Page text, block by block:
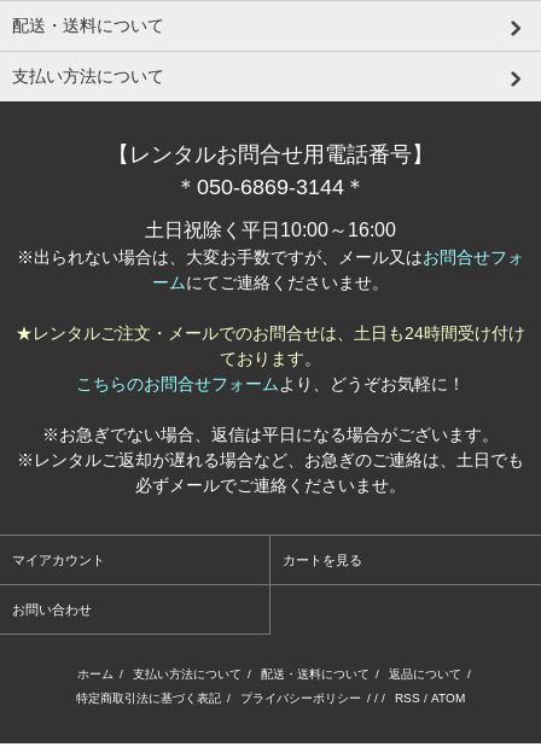
配送・送料について
支払い方法について
【レンタルお問合せ用電話番号】
＊050-6869-3144＊
土日祝除く平日10:00～16:00
※出られない場合は、大変お手数ですが、メール又はお問合せフォ
ームにてご連絡くださいませ。
★レンタルご注文・メールでのお問合せは、土日も24時間受け付け
ております。
こちらのお問合せフォームより、どうぞお気軽に！
※お急ぎでない場合、返信は平日になる場合がございます。
※レンタルご返却が遅れる場合など、お急ぎのご連絡は、土日でも
必ずメールでご連絡くださいませ。
マイアカウント カートを見る
お問い合わせ
ホーム / 支払い方法について / 配送・送料について / 返品について /
特定商取引法に基づく表記 / プライバシーポリシー / / / RSS / ATOM